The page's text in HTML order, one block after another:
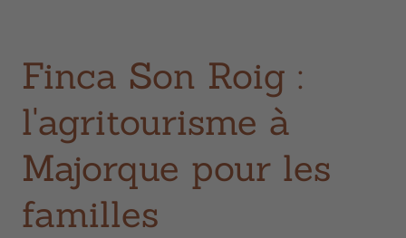
Finca Son Roig :
l'agritourisme à
Majorque pour les
familles